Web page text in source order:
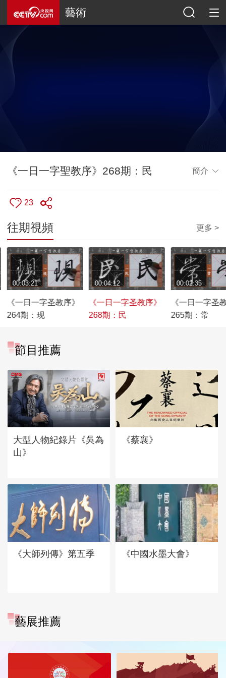
藝術
《一日一字聖教序》268期：民 簡介
23
往期視頻 更多 >
《一日一字圣教序》
264期：现
00:03:21
《一日一字圣教序》
268期：民
00:04:12
《一日一字圣
265期：常
00:02:35
節目推薦
大型人物紀錄片《吳為
山》
《蔡襄》
《大師列傳》第五季 《中國水墨大會》
藝展推薦